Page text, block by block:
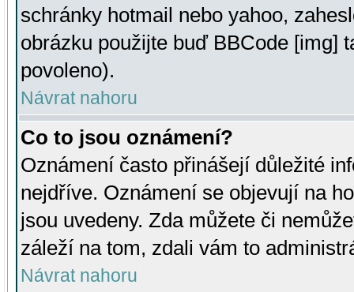
schránky hotmail nebo yahoo,
obrázku použijte buď BBCode [img]
povoleno).
Návrat nahoru
Co to jsou oznámení?
Oznámení často přinášejí důležité
nejdříve. Oznámení se objevují na
jsou uvedeny. Zda můžete či
záleží na tom, zdali vám to
Návrat nahoru